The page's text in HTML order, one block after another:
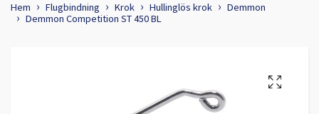
Hem Flugbindning Krok Hullinglös krok
Demmon
Demmon Competition ST 450 BL